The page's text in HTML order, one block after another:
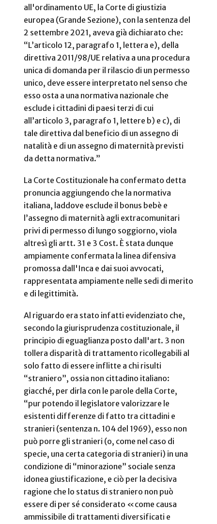
all'ordinamento UE, la Corte di giustizia
europea (Grande Sezione), con la sentenza del
2 settembre 2021, aveva già dichiarato che:
“L’articolo 12, paragrafo 1, lettera e), della
direttiva 2011/98/UE relativa a una procedura
unica di domanda per il rilascio di un permesso
unico, deve essere interpretato nel senso che
esso osta a una normativa nazionale che
esclude i cittadini di paesi terzi di cui
all’articolo 3, paragrafo 1, lettere b) e c), di
tale direttiva dal beneficio di un assegno di
natalità e di un assegno di maternità previsti
da detta normativa.”
La Corte Costituzionale ha confermato detta
pronuncia aggiungendo che la normativa
italiana, laddove esclude il bonus bebè e
l’assegno di maternità agli extracomunitari
privi di permesso di lungo soggiorno, viola
altresì gli artt. 31 e 3 Cost. È stata dunque
ampiamente confermata la linea difensiva
promossa dall'Inca e dai suoi avvocati,
rappresentata ampiamente nelle sedi di merito
e di legittimità.
Al riguardo era stato infatti evidenziato che,
secondo la giurisprudenza costituzionale, il
principio di eguaglianza posto dall'art. 3 non
tollera disparità di trattamento ricollegabili al
solo fatto di essere inflitte a chi risulti
“straniero”, ossia non cittadino italiano:
giacché, per dirla con le parole della Corte,
“pur potendo il legislatore valorizzare le
esistenti differenze di fatto tra cittadini e
stranieri (sentenza n. 104 del 1969), esso non
può porre gli stranieri (o, come nel caso di
specie, una certa categoria di stranieri) in una
condizione di “minorazione” sociale senza
idonea giustificazione, e ciò per la decisiva
ragione che lo status di straniero non può
essere di per sé considerato «come causa
ammissibile di trattamenti diversificati e